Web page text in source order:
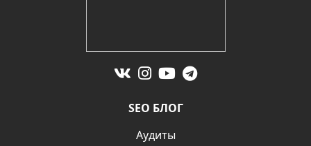
SEO БЛОГ
Аудиты